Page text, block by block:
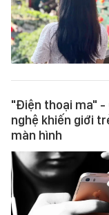
"Điện thoại ma" -
nghệ khiến giới
màn hình